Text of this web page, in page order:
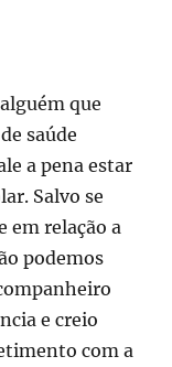
que
saúde
a pena estar
Salvo se
em relação a
podemos
e creio
com a